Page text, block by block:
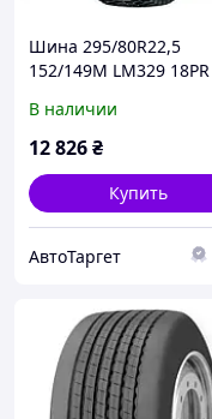
Шина 295/80R22,5
152/149M LM329 18PR
29580225LM329 UA41
В наличии
12 826₴
Купить
АвтоТаргет